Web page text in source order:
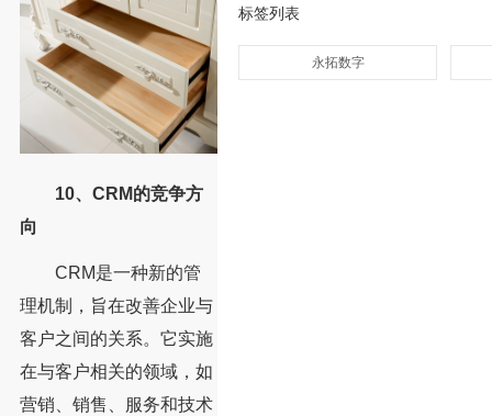
10、CRM的竞争方
向
CRM是一种新的管
理机制，旨在改善企业与
客户之间的关系。它实施
在与客户相关的领域，如
营销、销售、服务和技术
标签列表
永拓数字